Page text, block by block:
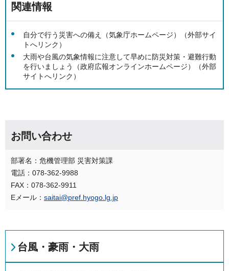
関連情報
自分で行う災害への備え（気象庁ホームページ）（外部サイ
トへリンク）
大雨や台風の気象情報に注意して早めに防災対策・避難行動
を行いましょう（政府広報オンラインホームページ）（外部
サイトへリンク）
お問い合わせ
部署名：危機管理部 災害対策課
電話：078-362-9988
FAX：078-362-9911
Eメール： saitai@pref.hyogo.lg.jp
台風・豪雨・大雨